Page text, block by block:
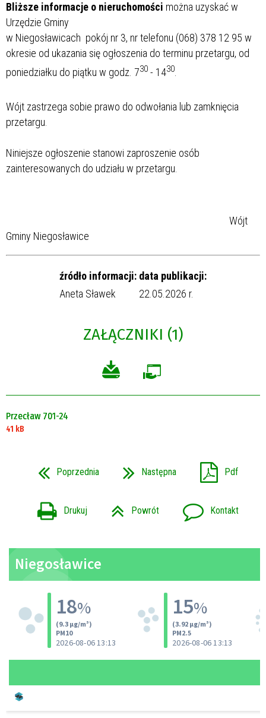
Bliższe informacje o nieruchomości można uzyskać w
Urzędzie Gminy
w Niegosławicach pokój nr 3, nr telefonu (068) 378 12 95 w
okresie od ukazania się ogłoszenia do terminu przetargu, od
poniedziałku do piątku w godz. 730 - 1430.
Wójt zastrzega sobie prawo do odwołania lub zamknięcia
przetargu.
Niniejsze ogłoszenie stanowi zaproszenie osób
zainteresowanych do udziału w przetargu.
Wójt
Gminy Niegosławice
źródło informacji: data publikacji:
Aneta Sławek
22.05.2026 r.
ZAŁĄCZNIKI (1)
Przecław 701-24
41 kB
Poprzednia Następna Pdf
Drukuj Powrót Kontakt